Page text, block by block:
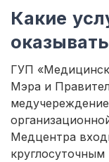
Какие
ГУП
Мэра и
Медцентра